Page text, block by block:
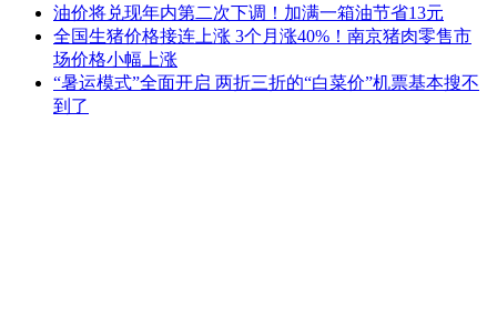
油价将兑现年内第二次下调！加满一箱油节省13元
全国生猪价格接连上涨 3个月涨40%！南京猪肉零售市
场价格小幅上涨
“暑运模式”全面开启 两折三折的“白菜价”机票基本搜不
到了